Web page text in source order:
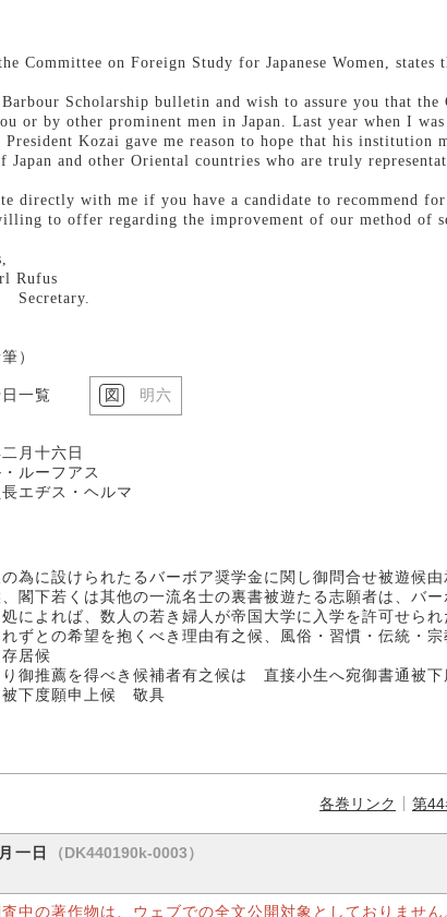
on Foreign Study for Japanese Women, states
Scholarship bulletin and wish to assure you that the
or by other prominent men in Japan. Last year when I
Kozai gave me reason to hope that his institution
Japan and other Oriental countries who are truly
with me if you have a candidate to recommend for
to offer regarding the improvement of our method of
覧 明六
六日
アス
エヂス・ヘルマ
為に設けられたるバーボア奨学金に関し御問合せ被遊候由
閣下若くは其他の一流名士の裏書被遊たる志願者は、バ
によれば、数人の若き婦人が帝国大学に入学を許可せら
ずとの希望を抱くべき理由有之候、風俗・習慣・伝統・
居候
御推薦を得べき候補者有之候はゞ直接小生へ宛御書通被
被下度願申上候 敬具
各巻リンク 第44
一日
（DK440190k-0003）
中の著作物は、ウェブでの全文公開対象としておりません